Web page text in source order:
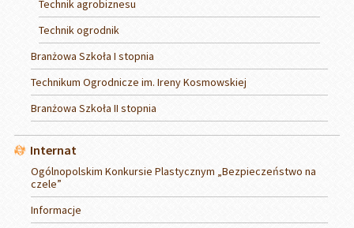
Technik agrobiznesu
Technik ogrodnik
Branżowa Szkoła I stopnia
Technikum Ogrodnicze im. Ireny Kosmowskiej
Branżowa Szkoła II stopnia
Internat
Ogólnopolskim Konkursie Plastycznym „Bezpieczeństwo na
czele”
Informacje